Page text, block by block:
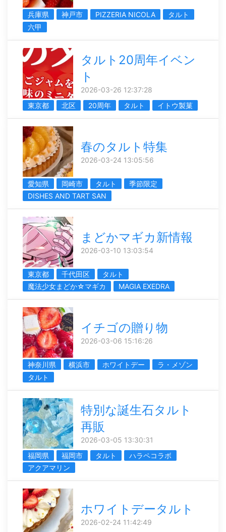
兵庫県 神戸市 PIZZERIA NICOLA
タルト
六甲
タルト20周年イベン
ト
2026-03-26 12:37:28
東京都
北区 20周年 タルト イトウ製菓
春のタルト特集
2026-03-24 13:05:56
愛知県 岡崎市 タルト
季節限定
DISHES AND TART SAN
まどかマギカ新情報
2026-03-10 13:03:54
東京都 千代田区
タルト
魔法少女まどか☆マギカ
MAGIA EXEDRA
イチゴの贈り物
2026-03-06 15:16:26
神奈川県 横浜市 ホワイトデー
ラ・メゾン
タルト
特別な誕生石タルト
再販
2026-03-05 13:30:31
福岡県
福岡市 タルト
ハラペコラボ
アクアマリン
ホワイトデータルト
2026-02-24 11:42:49